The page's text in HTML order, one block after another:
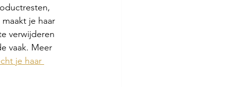
je haar
verwijderen
vaak. Meer
je haar